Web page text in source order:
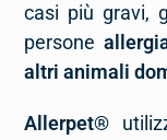
casi più gravi,
persone
altri animali
Allerpet®